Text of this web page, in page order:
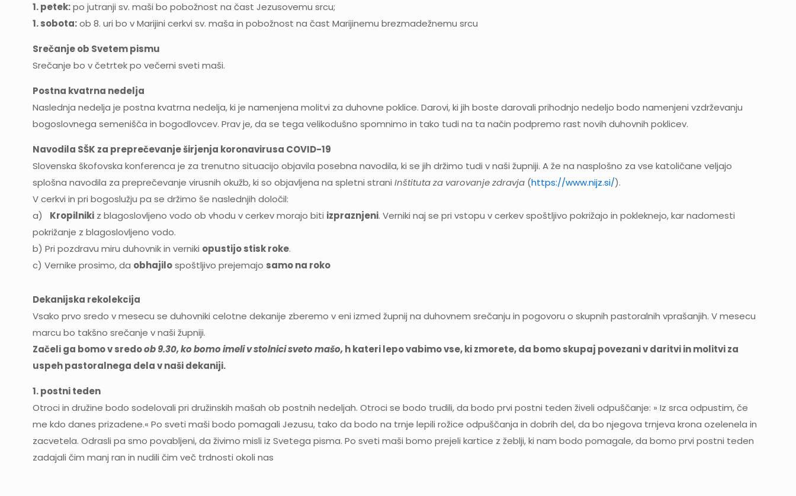
1. petek:po jutranji sv. maši bo pobožnost na čast Jezusovemu srcu;
1. sobota:ob 8. uri bo v Marijini cerkvi sv. maša in pobožnost na čast Marijinemu brezmadežnemu srcu
Srečanje ob Svetem pismu
Srečanje bo v četrtek po večerni sveti maši.
Postna kvatrna nedelja
Naslednja nedelja je postna kvatrna nedelja, ki je namenjena molitvi za duhovne poklice. Darovi, ki jih boste darovali prihodnjo nedeljo bodo namenjeni vzdrževanju
bogoslovnega semenišča in bogodlovcev. Prav je, da se tega velikodušno spomnimo in tako tudi na ta način podpremo rast novih duhovnih poklicev.
Navodila SŠK za preprečevanje širjenja koronavirusa COVID-19
Slovenska škofovska konferenca je za trenutno situacijo objavila posebna navodila, ki se jih držimo tudi v naši župniji. A že na nasplošno za vse katoličane veljajo
splošna navodila za preprečevanje virusnih okužb, ki so objavljena na spletni strani Inštituta za varovanje zdravja(https://www.nijz.si/).
V cerkvi in pri bogoslužju pa se držimo še naslednjih določil:
a) Kropilnikiz blagoslovljeno vodo ob vhodu v cerkev morajo biti izpraznjeni. Verniki naj se pri vstopu v cerkev spoštljivo pokrižajo in pokleknejo, kar nadomesti
pokrižanje z blagoslovljeno vodo.
b) Pri pozdravu miru duhovnik in verniki opustijo stisk roke.
c) Vernike prosimo, da obhajilospoštljivo prejemajo samo na roko
Dekanijska rekolekcija
Vsako prvo sredo v mesecu se duhovniki celotne dekanije zberemo v eni izmed župnij na duhovnem srečanju in pogovoru o skupnih pastoralnih vprašanjih. V mesecu
marcu bo takšno srečanje v naši župniji.
Začeli ga bomo v sredoob 9.30, ko bomo imeli v stolnici sveto mašo,h kateri lepo vabimo vse, ki zmorete,da bomo skupaj povezani v daritvi in molitvi za
uspeh pastoralnega dela v naši dekaniji.
1. postni teden
Otroci in družine bodo sodelovali pri družinskih mašah ob postnih nedeljah. Otroci se bodo trudili, da bodo prvi postni teden živeli odpuščanje: » Iz srca odpustim, če
me kdo danes prizadene.« Po sveti maši bodo pomagali Jezusu, tako da bodo na trnje lepili rožice odpuščanja in dobrih del, da bo njegova trnjeva krona ozelenela in
zacvetela. Odrasli pa smo povabljeni, da živimo misli iz Svetega pisma. Po sveti maši bomo prejeli kartice z žeblji, ki nam bodo pomagale, da bomo prvi postni teden
zadajali čim manj ran in nudili čim več trdnosti okoli nas